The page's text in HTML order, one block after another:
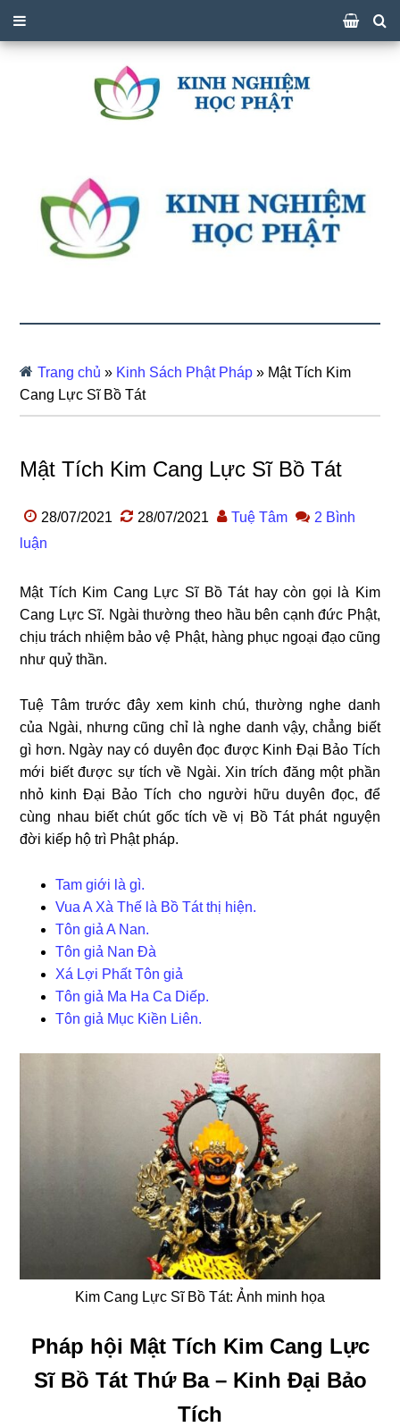
Trang chủ » Kinh Sách Phật Pháp » Mật Tích Kim
Cang Lực Sĩ Bồ Tát
Mật Tích Kim Cang Lực Sĩ Bồ Tát
28/07/2021 28/07/2021 Tuệ Tâm
2 Bình
luận
Mật Tích Kim Cang Lực Sĩ Bồ Tát hay còn gọi là Kim
Cang Lực Sĩ. Ngài thường theo hầu bên cạnh đức Phật,
chịu trách nhiệm bảo vệ Phật, hàng phục ngoại đạo cũng
như quỷ thần.
Tuệ Tâm trước đây xem kinh chú, thường nghe danh
của Ngài, nhưng cũng chỉ là nghe danh vậy, chẳng biết
gì hơn. Ngày nay có duyên đọc được Kinh Đại Bảo Tích
mới biết được sự tích về Ngài. Xin trích đăng một phần
nhỏ kinh Đại Bảo Tích cho người hữu duyên đọc, để
cùng nhau biết chút gốc tích về vị Bồ Tát phát nguyện
đời kiếp hộ trì Phật pháp.
Tam giới là gì.
Vua A Xà Thế là Bồ Tát thị hiện.
Tôn giả A Nan.
Tôn giả Nan Đà
Xá Lợi Phất Tôn giả
Tôn giả Ma Ha Ca Diếp.
Tôn giả Mục Kiền Liên.
Kim Cang Lực Sĩ Bồ Tát: Ảnh minh họa
Pháp hội Mật Tích Kim Cang Lực
Sĩ Bồ Tát Thứ Ba – Kinh Đại Bảo
Tích